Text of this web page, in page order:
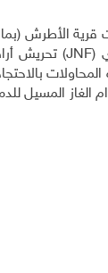
لتصل إلى التهديد المباشر بالاقتلاع. ففي كانون ثاني/ يناير 2022، شهدت
(
JNF) تحريش
الغاز المسيل